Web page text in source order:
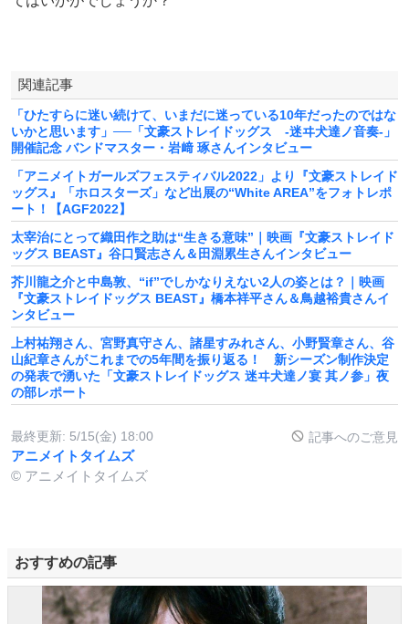
関連記事
「ひたすらに迷い続けて、いまだに迷っている10年だったのではな
いかと思います」──「文豪ストレイドッグス -迷ヰ犬達ノ音奏-」
開催記念 バンドマスター・岩﨑 琢さんインタビュー
「アニメイトガールズフェスティバル2022」より『文豪ストレイド
ッグス』「ホロスターズ」など出展の“White AREA”をフォトレポ
ート！【AGF2022】
太宰治にとって織田作之助は“生きる意味”｜映画『文豪ストレイド
ッグス BEAST』谷口賢志さん＆田淵累生さんインタビュー
芥川龍之介と中島敦、“if”でしかなりえない2人の姿とは？｜映画
『文豪ストレイドッグス BEAST』橋本祥平さん＆鳥越裕貴さんイ
ンタビュー
上村祐翔さん、宮野真守さん、諸星すみれさん、小野賢章さん、谷
山紀章さんがこれまでの5年間を振り返る！ 新シーズン制作決定
の発表で湧いた「文豪ストレイドッグス 迷ヰ犬達ノ宴 其ノ参」夜
の部レポート
最終更新: 5/15(金) 18:00 記事へのご意見
アニメイトタイムズ
© アニメイトタイムズ
おすすめの記事